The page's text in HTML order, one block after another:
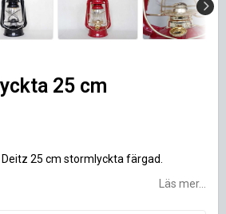
25 cm
Deitz 25 cm stormlyckta färgad.
Läs mer...